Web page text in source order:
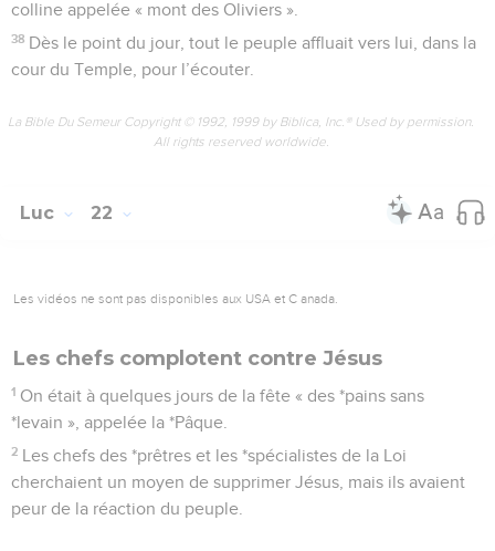
colline appelée « mont des Oliviers ».
38 Dès le point du jour, tout le peuple affluait vers lui, dans la
cour du Temple, pour l’écouter.
La Bible Du Semeur Copyright © 1992, 1999 by Biblica, Inc.® Used by permission.
All rights reserved worldwide.
Luc 22
Les vidéos ne sont pas disponibles aux USA et C anada.
Les chefs complotent contre Jésus
1 On était à quelques jours de la fête « des *pains sans
*levain », appelée la *Pâque.
2 Les chefs des *prêtres et les *spécialistes de la Loi
cherchaient un moyen de supprimer Jésus, mais ils avaient
peur de la réaction du peuple.